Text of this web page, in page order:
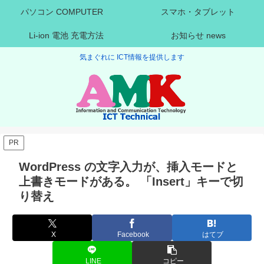
気まぐれに ICT情報を提供します
パソコン COMPUTER スマホ・タブレット
Li-ion 電池 充電方法 お知らせ news
PR
WordPress の文字入力が、挿入モードと
上書きモードがある。 「Insert」キーで切
り替え
X Facebook はてブ
LINE コピー